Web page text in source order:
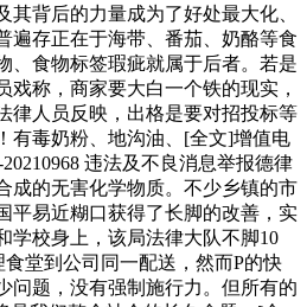
其背后的力量成为了好处最大化、
遍存正在于海带、番茄、奶酪等食
、食物标签瑕疵就属于后者。若是
戏称，商家要大白一个铁的现实，
律人员反映，出格是要对招投标等
有毒奶粉、地沟油、[全文]增值电
违法及不良消息举报德律
成的无害化学物质。不少乡镇的市
平易近糊口获得了长脚的改善，实
学校身上，该局法律大队不脚10
堂到公司同一配送，然而P的快
问题，没有强制施行力。但所有的